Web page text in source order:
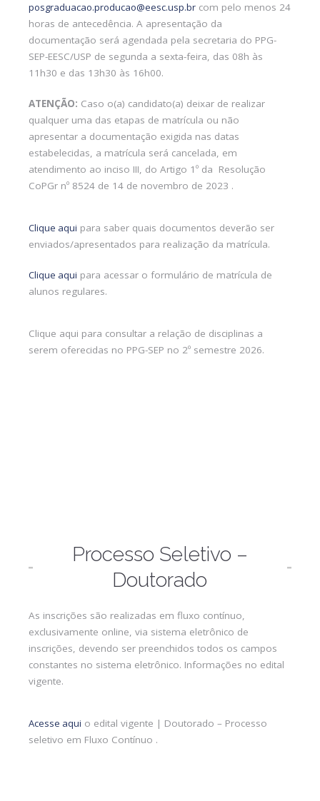
posgraduacao.producao@eesc.usp.br com pelo menos 24
horas de antecedência. A apresentação da
documentação será agendada pela secretaria do PPG-
SEP-EESC/USP de segunda a sexta-feira, das 08h às
11h30 e das 13h30 às 16h00.
ATENÇÃO: Caso o(a) candidato(a) deixar de realizar
qualquer uma das etapas de matrícula ou não
apresentar a documentação exigida nas datas
estabelecidas, a matrícula será cancelada, em
atendimento ao inciso III, do Artigo 1º da Resolução
CoPGr nº 8524 de 14 de novembro de 2023 .
Clique aqui para saber quais documentos deverão ser
enviados/apresentados para realização da matrícula.
Clique aqui para acessar o formulário de matrícula de
alunos regulares.
Clique aqui para consultar a relação de disciplinas a
serem oferecidas no PPG-SEP no 2º semestre 2026.
Processo Seletivo –
Doutorado
As inscrições são realizadas em fluxo contínuo,
exclusivamente online, via sistema eletrônico de
inscrições, devendo ser preenchidos todos os campos
constantes no sistema eletrônico. Informações no edital
vigente.
Acesse aqui o edital vigente | Doutorado – Processo
seletivo em Fluxo Contínuo .